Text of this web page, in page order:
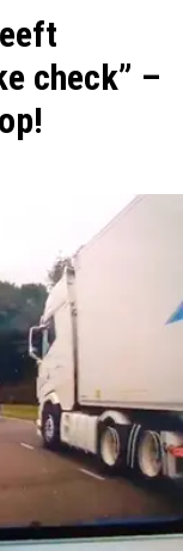
check” –